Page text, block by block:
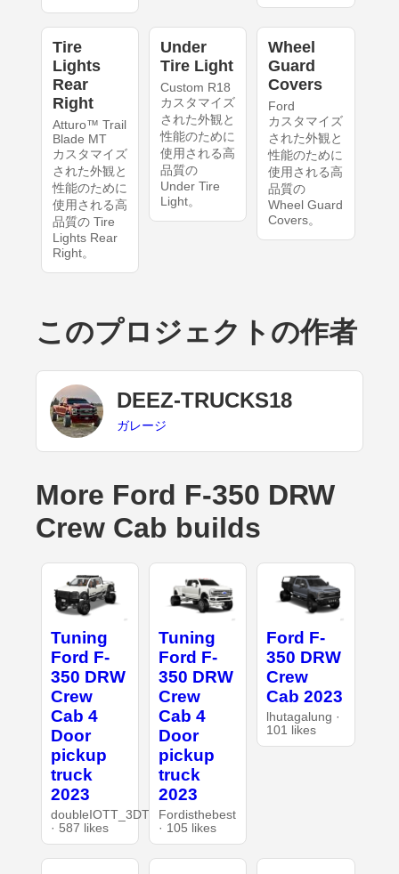
Tire
Lights
Rear
Right
Atturo™ Trail
Blade MT
カスタマイズ
された外観と
性能のために
使用される高
品質の Tire
Lights Rear
Right。
Under
Tire Light
Custom R18
カスタマイズ
された外観と
性能のために
使用される高
品質の
Under Tire
Light。
Wheel
Guard
Covers
Ford
カスタマイズ
された外観と
性能のために
使用される高
品質の
Wheel Guard
Covers。
このプロジェクトの作者
DEEZ-TRUCKS18
ガレージ
More Ford F-350 DRW
Crew Cab builds
Tuning
Ford F-
350 DRW
Crew
Cab 4
Door
pickup
truck
2023
doubleIOTT_3DT
· 587 likes
Tuning
Ford F-
350 DRW
Crew
Cab 4
Door
pickup
truck
2023
Fordisthebest
· 105 likes
Ford F-
350 DRW
Crew
Cab 2023
lhutagalung ·
101 likes